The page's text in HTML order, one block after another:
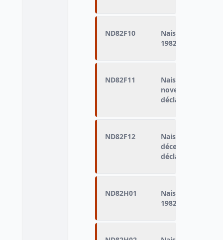
ND82F10
Naissances
1982
ND82F11
Naissances
novembre 1982
déclarés vivants)
ND82F12
Naissances
décembre 1982
déclarés vivants)
ND82H01
Naissances
1982